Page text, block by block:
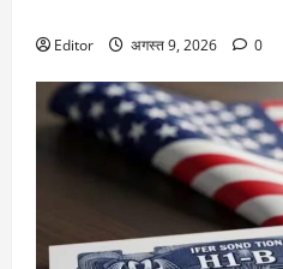
Editor अगस्त 9, 2026 0